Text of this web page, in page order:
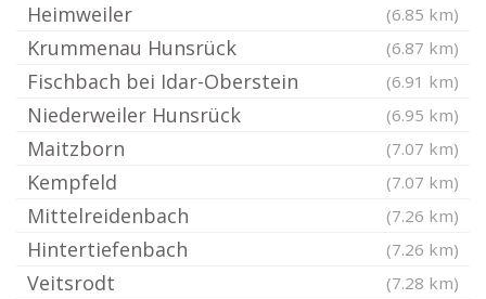
Heimweiler (6.85 km)
Krummenau Hunsrück (6.87 km)
Fischbach bei Idar-Oberstein (6.91 km)
Niederweiler Hunsrück (6.95 km)
Maitzborn (7.07 km)
Kempfeld (7.07 km)
Mittelreidenbach (7.26 km)
Hintertiefenbach (7.26 km)
Veitsrodt (7.28 km)